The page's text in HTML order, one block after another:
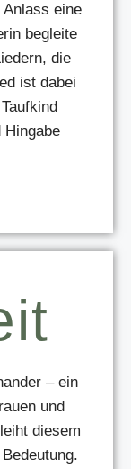
eine
begleite
die
ist dabei
– ein
und
diesem